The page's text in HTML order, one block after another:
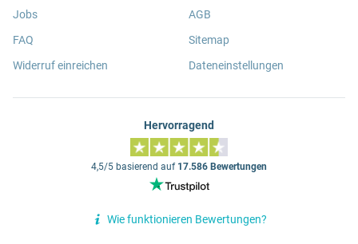
Jobs
FAQ
Widerruf einreichen
AGB
Sitemap
Dateneinstellungen
Hervorragend
4,5/5 basierend auf 17.586 Bewertungen
Wie funktionieren Bewertungen?